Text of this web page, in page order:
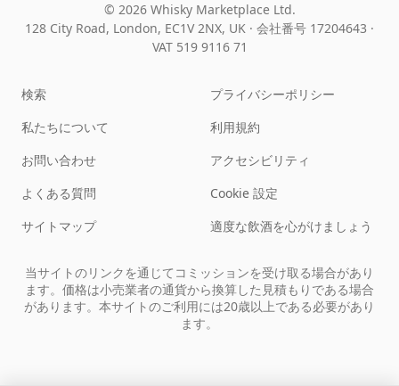
© 2026 Whisky Marketplace Ltd.
128 City Road, London, EC1V 2NX, UK · 会社番号 17204643 ·
VAT 519 9116 71
検索
私たちについて
お問い合わせ
よくある質問
サイトマップ
プライバシーポリシー
利用規約
アクセシビリティ
Cookie 設定
適度な飲酒を心がけましょう
当サイトのリンクを通じてコミッションを受け取る場合があり
ます。価格は小売業者の通貨から換算した見積もりである場合
があります。本サイトのご利用には20歳以上である必要があり
ます。